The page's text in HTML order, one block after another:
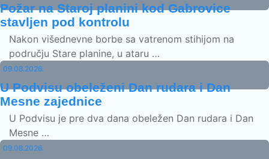
Požar na Staroj planini kod Gabrovice
stavljen pod kontrolu
Nakon višednevne borbe sa vatrenom stihijom na
području Stare planine, u ataru …
09.08.2026.
U Podvisu obeleženi Dan rudara i Dan
Mesne zajednice
U Podvisu je pre dva dana obeležen Dan rudara i Dan
Mesne …
09.08.2026.